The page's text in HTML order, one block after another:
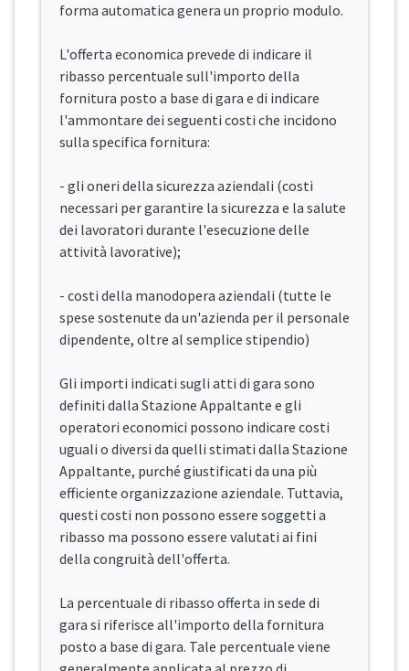
forma automatica genera un proprio modulo.
L'offerta economica prevede di indicare il
ribasso percentuale sull'importo della
fornitura posto a base di gara e di indicare
l'ammontare dei seguenti costi che incidono
sulla specifica fornitura:
- gli oneri della sicurezza aziendali (costi
necessari per garantire la sicurezza e la salute
dei lavoratori durante l'esecuzione delle
attività lavorative);
- costi della manodopera aziendali (tutte le
spese sostenute da un'azienda per il personale
dipendente, oltre al semplice stipendio)
Gli importi indicati sugli atti di gara sono
definiti dalla Stazione Appaltante e gli
operatori economici possono indicare costi
uguali o diversi da quelli stimati dalla Stazione
Appaltante, purché giustificati da una più
efficiente organizzazione aziendale. Tuttavia,
questi costi non possono essere soggetti a
ribasso ma possono essere valutati ai fini
della congruità dell'offerta.
La percentuale di ribasso offerta in sede di
gara si riferisce all'importo della fornitura
posto a base di gara. Tale percentuale viene